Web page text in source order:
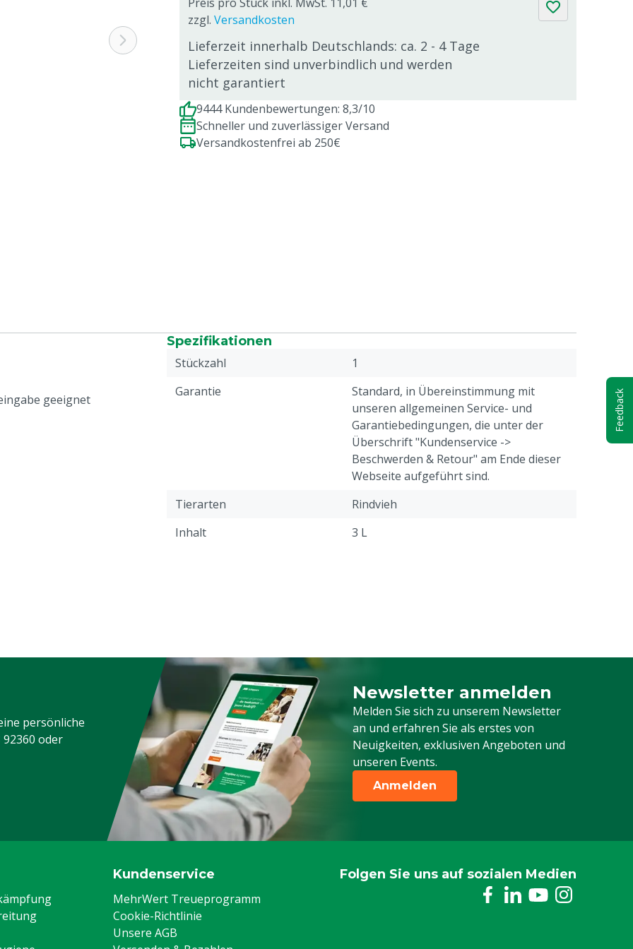
zzgl. Versandkosten
Lieferzeit innerhalb Deutschlands: ca. 2 - 4 Tage
Lieferzeiten sind unverbindlich und werden
nicht garantiert
9444 Kundenbewertungen: 8,3/10
Schneller und zuverlässiger Versand
Versandkostenfrei ab 250€
geeignet
Spezifikationen
Stückzahl
1
Garantie
Standard, in Übereinstimmung mit
unseren allgemeinen Service- und
Garantiebedingungen, die unter der
Überschrift "Kundenservice ->
Beschwerden & Retour" am Ende dieser
Webseite aufgeführt sind.
Tierarten
Rindvieh
Inhalt
3 L
persönliche
92360 oder
Newsletter anmelden
Melden Sie sich zu unserem Newsletter
an und erfahren Sie als erstes von
Neuigkeiten, exklusiven Angeboten und
unseren Events.
Melden Sie sich für unseren Newsletter
Anmelden
Kundenservice
MehrWert Treueprogramm
Cookie-Richtlinie
Unsere AGB
Folgen Sie uns auf sozialen Medien
Feedback